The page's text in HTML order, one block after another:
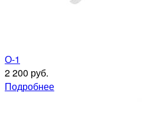
О-1
2 200 руб.
Подробнее